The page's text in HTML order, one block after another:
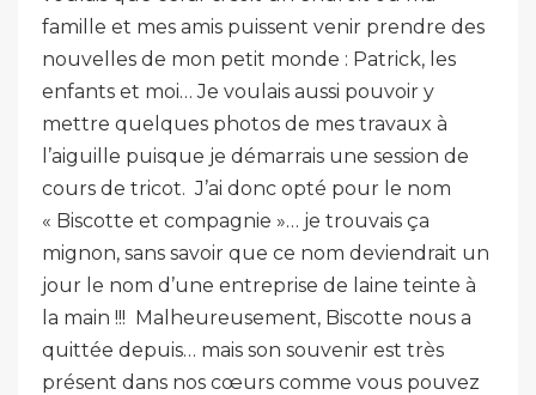
famille et mes amis puissent venir prendre des
nouvelles de mon petit monde : Patrick, les
enfants et moi… Je voulais aussi pouvoir y
mettre quelques photos de mes travaux à
l’aiguille puisque je démarrais une session de
cours de tricot. J’ai donc opté pour le nom
« Biscotte et compagnie »… je trouvais ça
mignon, sans savoir que ce nom deviendrait un
jour le nom d’une entreprise de laine teinte à
la main !!! Malheureusement, Biscotte nous a
quittée depuis… mais son souvenir est très
présent dans nos cœurs comme vous pouvez